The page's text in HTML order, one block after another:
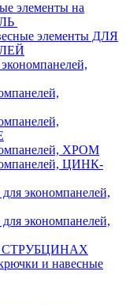
элементы на
элементы ДЛЯ
ХРОМ
ЦИНК-
экономпанелей,
экономпанелей,
СТРУБЦИНАХ
и навесные